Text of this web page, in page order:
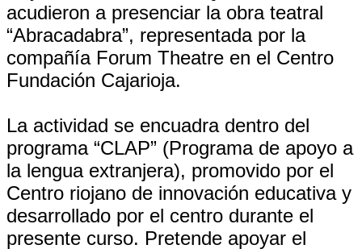
acudieron a presenciar la obra teatral
“Abracadabra”, representada por la
compañía Forum Theatre en el Centro
Fundación Cajarioja.
La actividad se encuadra dentro del
programa “CLAP” (Programa de apoyo a
la lengua extranjera), promovido por el
Centro riojano de innovación educativa y
desarrollado por el centro durante el
presente curso. Pretende apoyar el